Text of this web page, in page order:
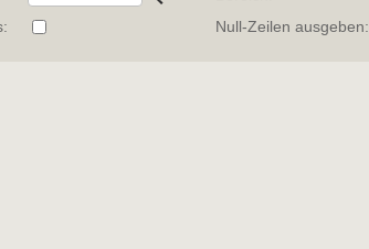
Null-Zeilen ausgeben: